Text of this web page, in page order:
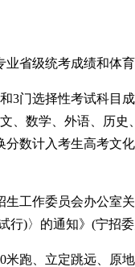
省级统考成绩和体
3门选择性考试科目
、数学、外语、历
数计入考生高考文
工作委员会办公室
行)〉的通知》(宁招
米跑、立定跳远、原